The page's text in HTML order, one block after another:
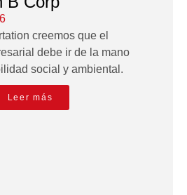
creemos que el
debe ir de la mano
social y ambiental.
Leer más